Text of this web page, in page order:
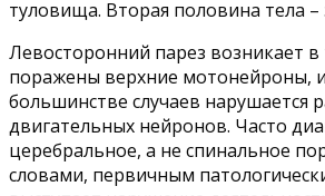
туловища. Вторая половина тела –
Левосторонний парез возникает в
поражены верхние мотонейроны,
большинстве случаев нарушается
двигательных нейронов. Часто
церебральное, а не спинальное
словами, первичным